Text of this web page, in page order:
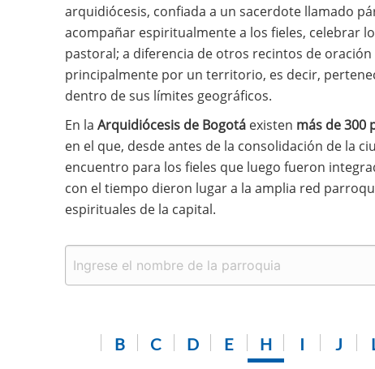
arquidiócesis, confiada a un sacerdote llamado
acompañar espiritualmente a los fieles, celebrar
pastoral; a diferencia de otros recintos de
principalmente por un territorio, es decir,
dentro de sus límites geográficos.
En la Arquidiócesis de Bogotáexisten más de 300
en el que, desde antes de la consolidación de la
encuentro para los fieles que luego fueron
con el tiempo dieron lugar a la amplia red
espirituales de la capital.
B C D E H I J